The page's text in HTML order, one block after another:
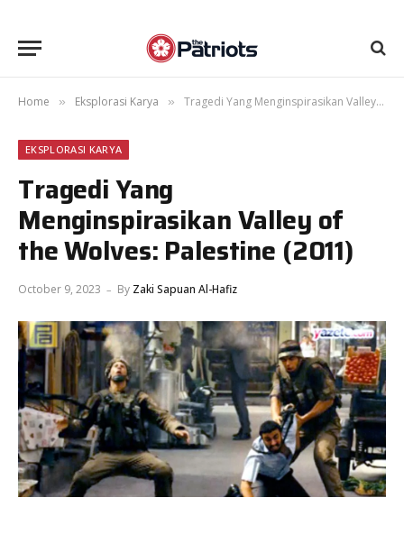
Home » Eksplorasi Karya » Tragedi Yang Menginspirasikan Valley of the Wolves: Palestine (2011)
EKSPLORASI KARYA
Tragedi Yang
Menginspirasikan Valley of
the Wolves: Palestine (2011)
October 9, 2023 By Zaki Sapuan Al-Hafiz